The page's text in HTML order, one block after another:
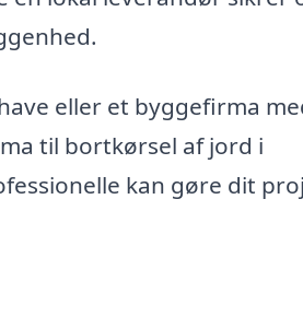
eller et byggefirma
til bortkørsel af jord i
kan gøre dit